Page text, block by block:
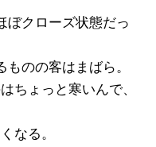
ぼクローズ状態だっ
のの客はまばら。
ちょっと寒いんで、
なる。